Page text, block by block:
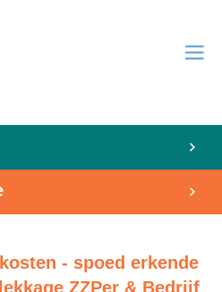
- spoed erkende
ZZPer & Bedrijf